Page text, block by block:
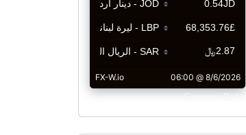
CurrencyRate